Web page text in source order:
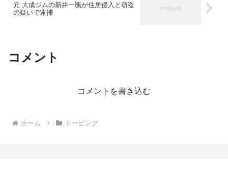
元 大成ジムの新井一颯が住居侵入と窃盗
の疑いで逮捕
コメント
コメントを書き込む
ホーム ドーピング